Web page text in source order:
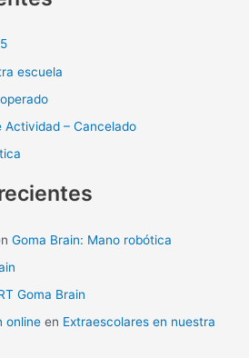
escuela
– Cancelado
Goma Brain: Mano robótica
Goma Brain
online en Extraescolares en nuestra